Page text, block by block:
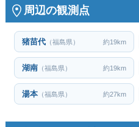
周辺の観測点
猪苗代（福島県） 約19km
湖南（福島県） 約19km
湯本（福島県） 約27km